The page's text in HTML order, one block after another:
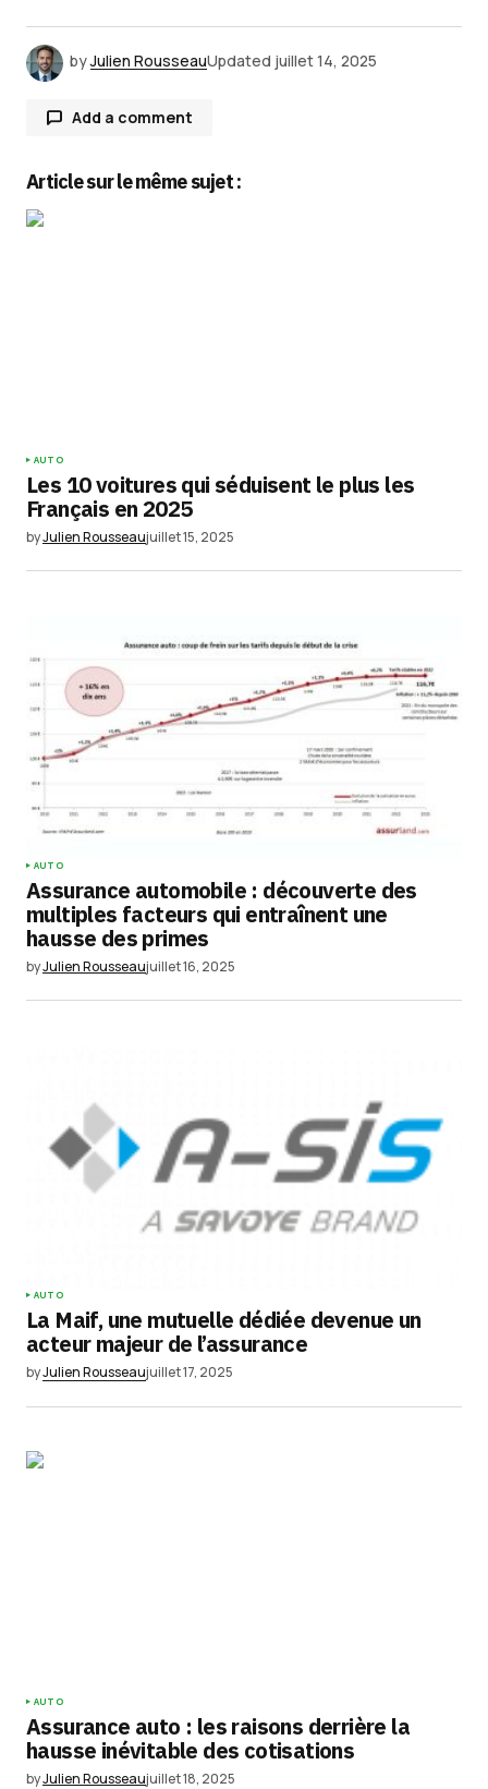
byJulien RousseauUpdated juillet 14, 2025
Add a comment
Your E-mail*
site dans le navigateur pour mon prochain
Submit Comment
Article sur le même sujet :
AUTO
Les 10 voitures qui séduisent le plus les
Français en 2025
byJulien Rousseaujuillet 15, 2025
AUTO
Assurance automobile : découverte des
multiples facteurs qui entraînent une
hausse des primes
byJulien Rousseaujuillet 16, 2025
AUTO
La Maif, une mutuelle dédiée devenue un
acteur majeur de l’assurance
byJulien Rousseaujuillet 17, 2025
AUTO
Assurance auto : les raisons derrière la
hausse inévitable des cotisations
byJulien Rousseaujuillet 18, 2025